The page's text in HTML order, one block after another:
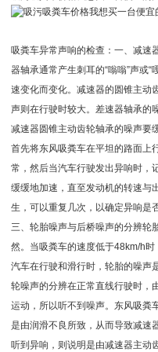
吸粪车异常声响的检查：一、减速
器轴承通常产生刺耳的“嗡嗡”声或
速变化而变化。减速器的圆锥主动
声则在行驶时较大。差速器轴承的
减速器圆锥主动齿轮轴承的噪声要
首先将东风吸粪车在平坦的路面上
常，然后当汽车行驶发出异响时，
缓缓地加速，直至发动机的转速与
生，可以重复几次，以确定异响是
三、轮胎噪声与后桥噪声的分辨轮
然。当吸粪车的速度低于48km/h时
汽车在行驶和滑行时，轮胎的噪声
轮噪声的分辨在正常直线行驶时，
运动，所以听不到噪声。东风吸粪
是由润滑不良所致，从而导致减速
听到异响，则说明是由减速器主动